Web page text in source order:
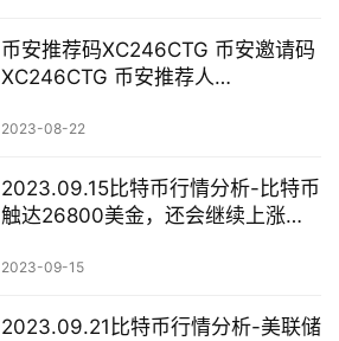
币安推荐码XC246CTG 币安邀请码
XC246CTG 币安推荐人
2023-08-22
2023.09.15比特币行情分析-比特币
触达26800美金，还会继续上涨
2023-09-15
2023.09.21比特币行情分析-美联储